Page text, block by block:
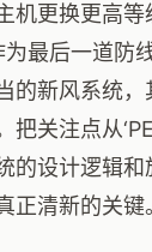
机更换更高
为最后一道防
的新风系统
关注点从‘PE
的设计逻辑
正清新的关键